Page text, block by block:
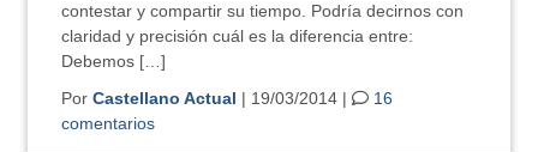
contestar y compartir su tiempo. Podría decirnos con
claridad y precisión cuál es la diferencia entre:
Debemos […]
PorCastellano Actual | 19/03/2014 |
16
comentarios